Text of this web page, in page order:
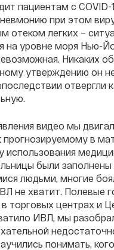
пациентам с
при этом
отеком легких –
на уровне моря Нью-
Никаких
утверждению он
отвергли
видео мы
прогнозируемому в
использования
были
людьми, многие
не хватит. Полевые
в торговых центрах и
ИВЛ, мы
понимать,